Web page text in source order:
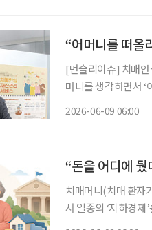
“어머니를 떠올
[먼슬리이슈] 치매안
머니를 생각하면서 ‘어떻게
2026-06-09 06:00
“돈을 어디에
치매머니(치매 환자
서 일종의 ‘지하경제